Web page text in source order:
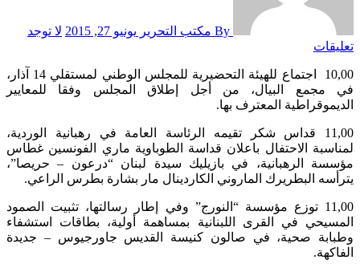
يونيو 27, 2015
لا توجد
تعليقات
10,00 اجتماع للهيئة التحضيرية للمجلس الوطني لمستقلي 14 آذار،
في مجمع البيال، من أجل إطلاق المجلس وفقا للمعايير
الديموقراطية المعترف بها.
11,00 قداس شكر تقيمه الرئاسة العامة في رهبانية الوردية،
لمناسبة الاحتفال باعلان قداسة الطوباوية ماري الفونسين غطاس
مؤسسة الرهبانية، في بازيليك سيدة لبنان “درعون – حريصا”،
يترأسه البطريرك الماروني الكاردينال مار بشارة بطرس الراعي.
11,00 توزع مؤسسة “النورج” وفي إطار رسالتها، تثبيت الصمود
المسيحي في القرى اللبنانية بمساهمة أولية، بطاقات استشفاء
وطبابة صحية، في صالون كنيسة القديس جاورجيوس – جديدة
الفاكهة.